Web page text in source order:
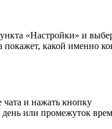
«Настройки» и
какой именно
и нажать кнопку
день или промежуток